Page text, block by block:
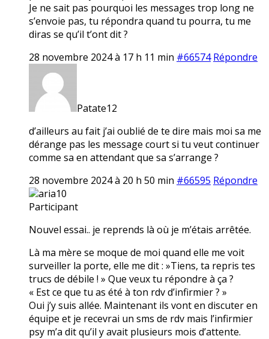
Je ne sait pas pourquoi les messages trop long ne
s’envoie pas, tu répondra quand tu pourra, tu me
diras se qu’il t’ont dit ?
28 novembre 2024 à 17 h 11 min #66574 Répondre
Patate12
d’ailleurs au fait j’ai oublié de te dire mais moi sa me
dérange pas les message court si tu veut continuer
comme sa en attendant que sa s’arrange ?
28 novembre 2024 à 20 h 50 min #66595 Répondre
aria10
Participant
Nouvel essai.. je reprends là où je m’étais arrêtée.
Là ma mère se moque de moi quand elle me voit
surveiller la porte, elle me dit : »Tiens, ta repris tes
trucs de débile ! » Que veux tu répondre à ça ?
« Est ce que tu as été à ton rdv d’infirmier ? »
Oui j’y suis allée. Maintenant ils vont en discuter en
équipe et je recevrai un sms de rdv mais l’infirmier
psy m’a dit qu’il y avait plusieurs mois d’attente.